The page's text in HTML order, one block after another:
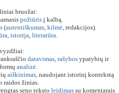
bruožai:
požiūris į kalbą.
(autentiškumas, kilmė, redakcijos).
, istorija, literatūra.
datavimas, rašybos ypatybių ir
formų analizė.
aiškinimas, naudojant istorinį kontekstą
raidos žinias.
seno teksto leidimas su komentarais